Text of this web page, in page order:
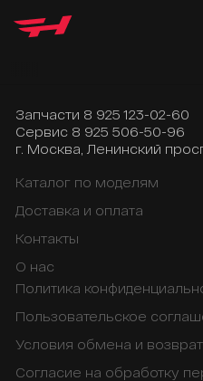
Запчасти 8 925 123-02-60
Сервис 8 925 506-50-96
г. Москва, Ленинский
Каталог по моделям
Доставка и оплата
Контакты
О нас
Политика
Пользовательское
Условия обмена и
Согласие на обработку